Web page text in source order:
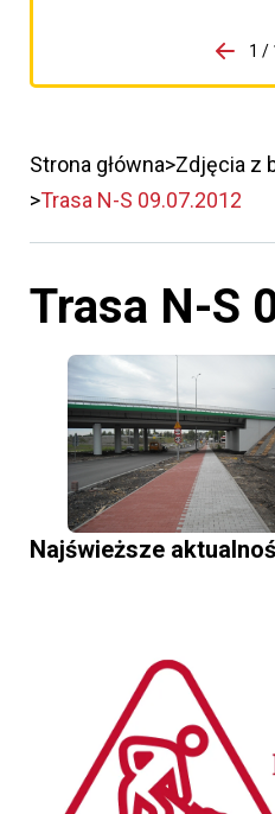
porzpedniego komunikatu
1 /
Strona główna Zdjęcia z
Trasa N-S 09.07.2012
Trasa N-S
Najświeższe